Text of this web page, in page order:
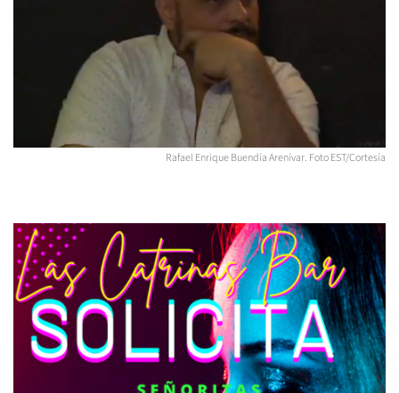
Rafael Enrique Buendía Arenívar. Foto EST/Cortesía